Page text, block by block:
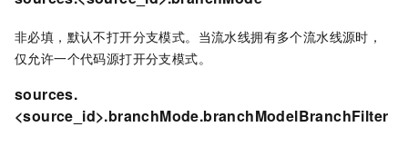
非必填，默认不打开分支模式。当流水线拥有多个流水线源时，
仅允许一个代码源打开分支模式。
sources.
<source_id>.branchMode.branchModelBranchFilter